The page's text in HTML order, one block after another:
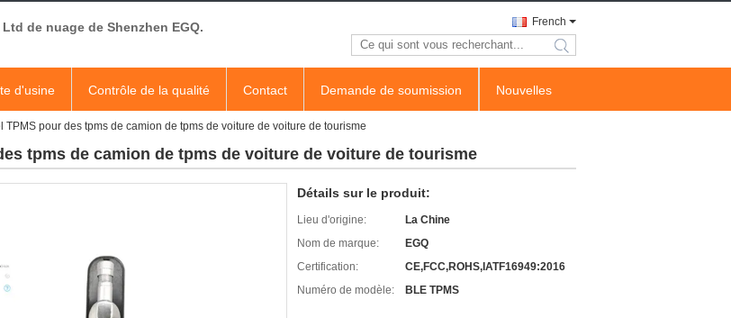
de nuage de Shenzhen EGQ. French
search
d'usine Contrôle de la qualité Contact Demande de soumission Nouvelles
pour des tpms de camion de tpms de voiture de voiture de tourisme
tpms de camion de tpms de voiture de voiture de tourisme
Détails sur le produit:
Lieu d'origine:
La Chine
Nom de marque:
EGQ
Certification:
CE,FCC,ROHS,IATF16949:2016
Numéro de modèle:
BLE TPMS